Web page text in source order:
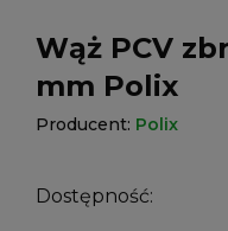
Wąż PCV
mm Polix
Producent: Polix
Dostępność: